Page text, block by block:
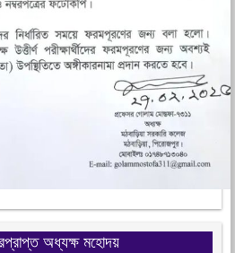
অধ্যক্ষ মহোদয়